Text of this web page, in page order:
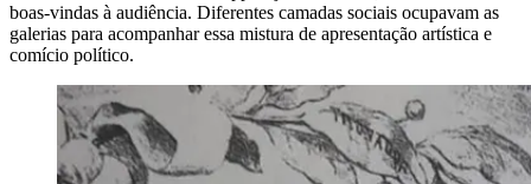
boas-vindas à audiência. Diferentes camadas sociais ocupavam as
galerias para acompanhar essa mistura de apresentação artística e
comício político.